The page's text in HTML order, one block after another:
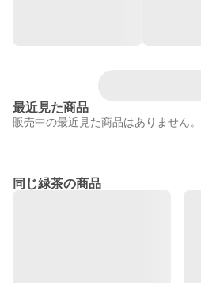
最近見た商品
販売中の最近見た商品はありません。
同じ緑茶の商品